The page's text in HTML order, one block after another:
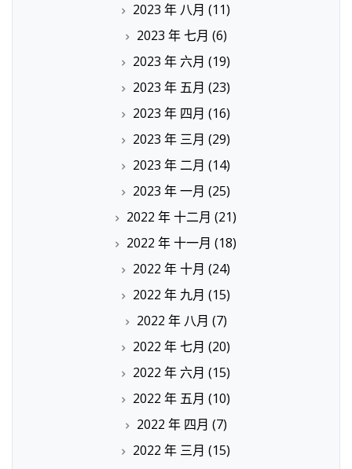
2023 年 八月 (11)
2023 年 七月 (6)
2023 年 六月 (19)
2023 年 五月 (23)
2023 年 四月 (16)
2023 年 三月 (29)
2023 年 二月 (14)
2023 年 一月 (25)
2022 年 十二月 (21)
2022 年 十一月 (18)
2022 年 十月 (24)
2022 年 九月 (15)
2022 年 八月 (7)
2022 年 七月 (20)
2022 年 六月 (15)
2022 年 五月 (10)
2022 年 四月 (7)
2022 年 三月 (15)